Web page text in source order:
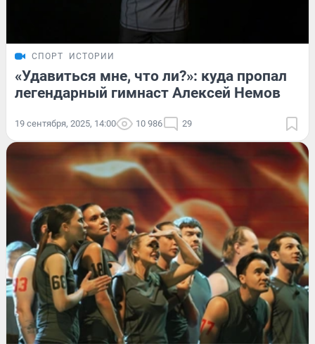
СПОРТ ИСТОРИИ
«Удавиться мне, что ли?»: куда пропал
легендарный гимнаст Алексей Немов
19 сентября, 2025, 14:00 10 986 29